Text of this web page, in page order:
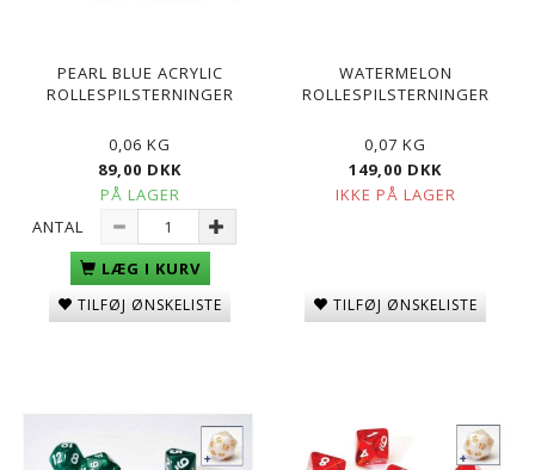
PEARL BLUE ACRYLIC
ROLLESPILSTERNINGER
0,06 KG
89,00 DKK
PÅ LAGER
ANTAL
LÆG I KURV
TILFØJ ØNSKELISTE
WATERMELON
ROLLESPILSTERNINGER
0,07 KG
149,00 DKK
IKKE PÅ LAGER
TILFØJ ØNSKELISTE